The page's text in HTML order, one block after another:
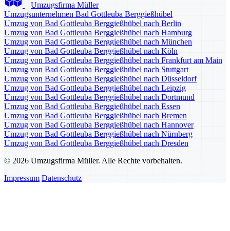
Umzugsfirma Müller
Umzugsunternehmen Bad Gottleuba Berggießhübel
Umzug von Bad Gottleuba Berggießhübel nach Berlin
Umzug von Bad Gottleuba Berggießhübel nach Hamburg
Umzug von Bad Gottleuba Berggießhübel nach München
Umzug von Bad Gottleuba Berggießhübel nach Köln
Umzug von Bad Gottleuba Berggießhübel nach Frankfurt am Main
Umzug von Bad Gottleuba Berggießhübel nach Stuttgart
Umzug von Bad Gottleuba Berggießhübel nach Düsseldorf
Umzug von Bad Gottleuba Berggießhübel nach Leipzig
Umzug von Bad Gottleuba Berggießhübel nach Dortmund
Umzug von Bad Gottleuba Berggießhübel nach Essen
Umzug von Bad Gottleuba Berggießhübel nach Bremen
Umzug von Bad Gottleuba Berggießhübel nach Hannover
Umzug von Bad Gottleuba Berggießhübel nach Nürnberg
Umzug von Bad Gottleuba Berggießhübel nach Dresden
© 2026 Umzugsfirma Müller. Alle Rechte vorbehalten.
Impressum Datenschutz